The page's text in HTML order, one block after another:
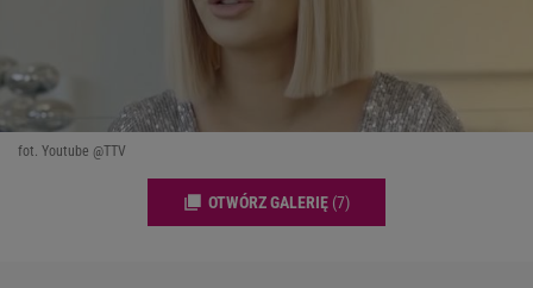
fot. Youtube @TTV
OTWÓRZ GALERIĘ (7)